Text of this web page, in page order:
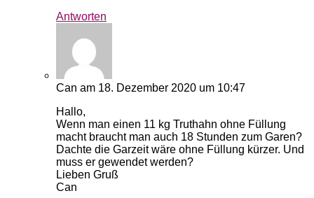
Antworten
Can am 18. Dezember 2020 um 10:47
Hallo,
Wenn man einen 11 kg Truthahn ohne Füllung
macht braucht man auch 18 Stunden zum Garen?
Dachte die Garzeit wäre ohne Füllung kürzer. Und
muss er gewendet werden?
Lieben Gruß
Can